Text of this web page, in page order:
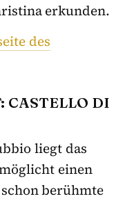
erkunden.
des
CASTELLO DI
liegt das
einen
berühmte